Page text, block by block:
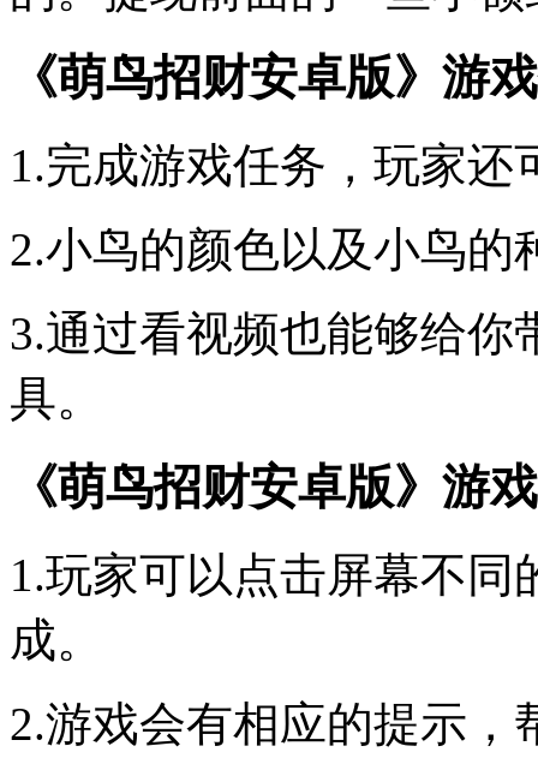
《萌鸟招财安卓版》游
1.完成游戏任务，玩家
2.小鸟的颜色以及小鸟的
3.通过看视频也能够给你
具。
《萌鸟招财安卓版》游
1.玩家可以点击屏幕不
成。
2.游戏会有相应的提示，